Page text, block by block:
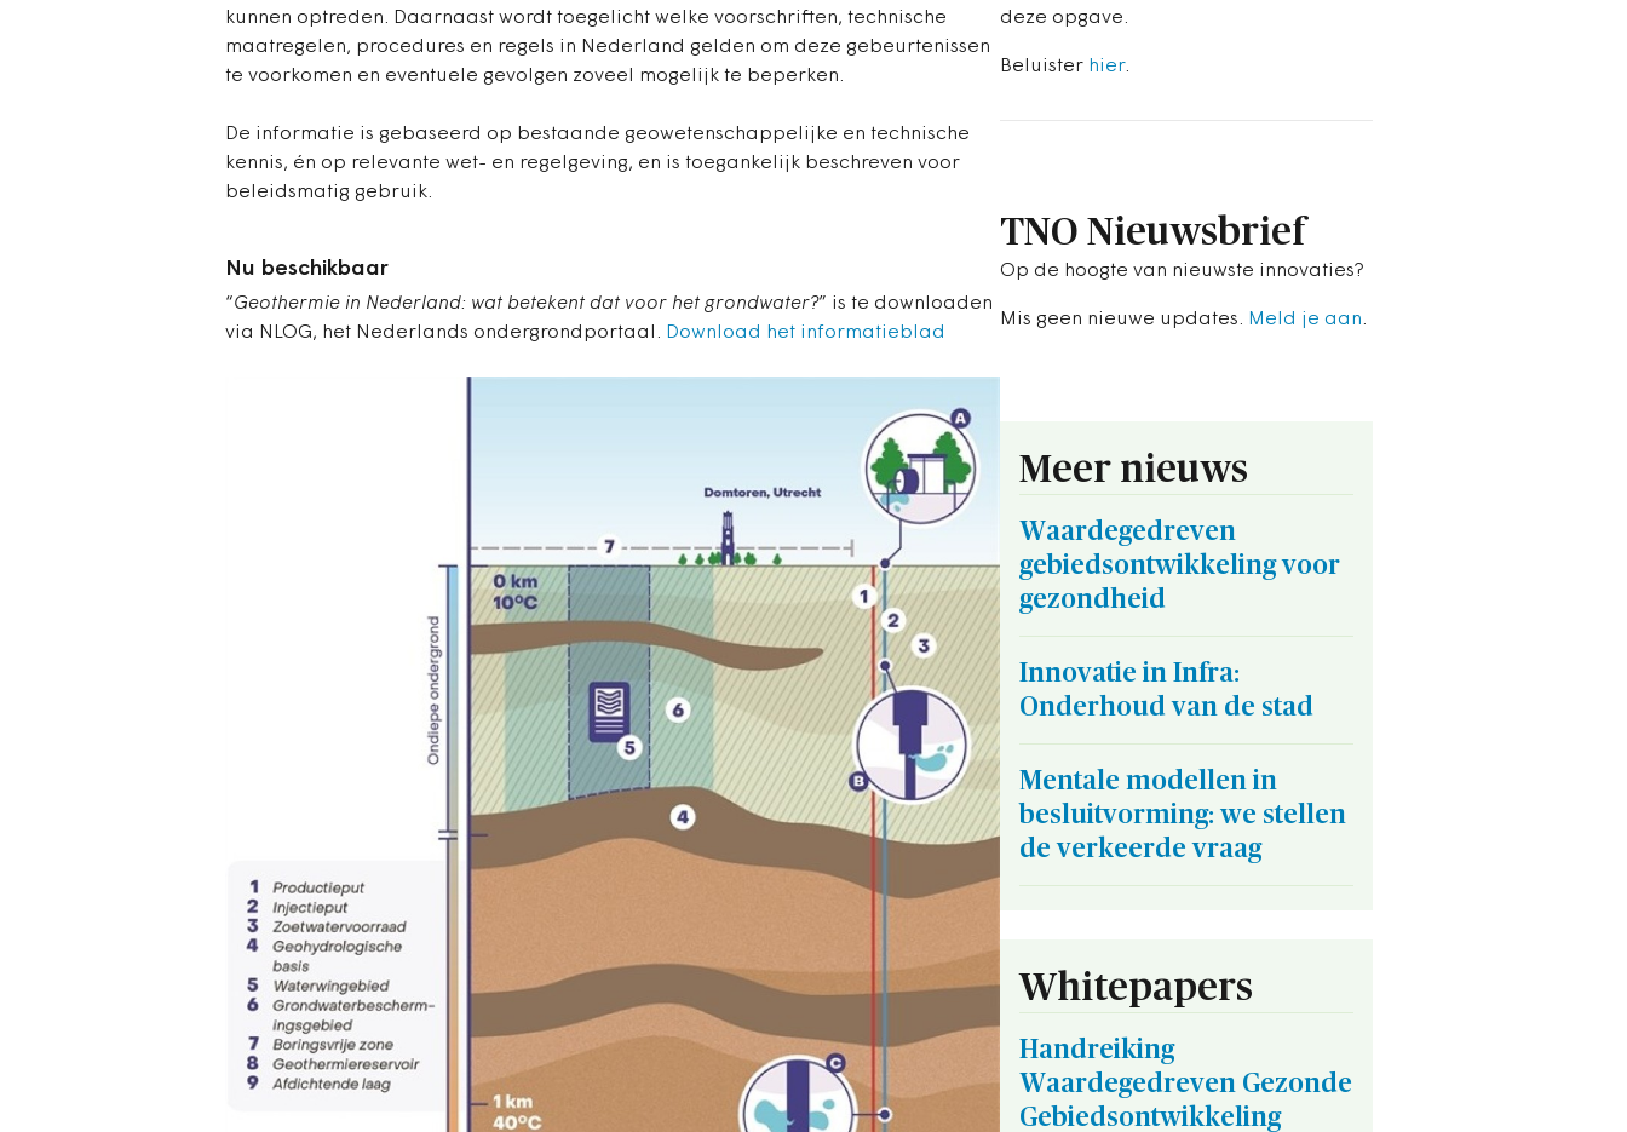
kunnen optreden. Daarnaast wordt toegelicht welke voorschriften, technische
maatregelen, procedures en regels in Nederland gelden om deze gebeurtenissen
te voorkomen en eventuele gevolgen zoveel mogelijk te beperken.
De informatie is gebaseerd op bestaande geowetenschappelijke en technische
kennis, én op relevante wet- en regelgeving, en is toegankelijk beschreven voor
beleidsmatig gebruik.
Nu beschikbaar
“Geothermie in Nederland: wat betekent dat voor het grondwater?” is te downloaden
via NLOG, het Nederlands ondergrondportaal. Download het informatieblad
deze opgave.
Beluister hier.
TNO Nieuwsbrief
Op de hoogte van nieuwste innovaties?
Mis geen nieuwe updates. Meld je aan.
Meer nieuws
Waardegedreven
gebiedsontwikkeling voor
gezondheid
Innovatie in Infra:
Onderhoud van de stad
Mentale modellen in
besluitvorming: we stellen
de verkeerde vraag
Whitepapers
Handreiking
Waardegedreven Gezonde
Gebiedsontwikkeling